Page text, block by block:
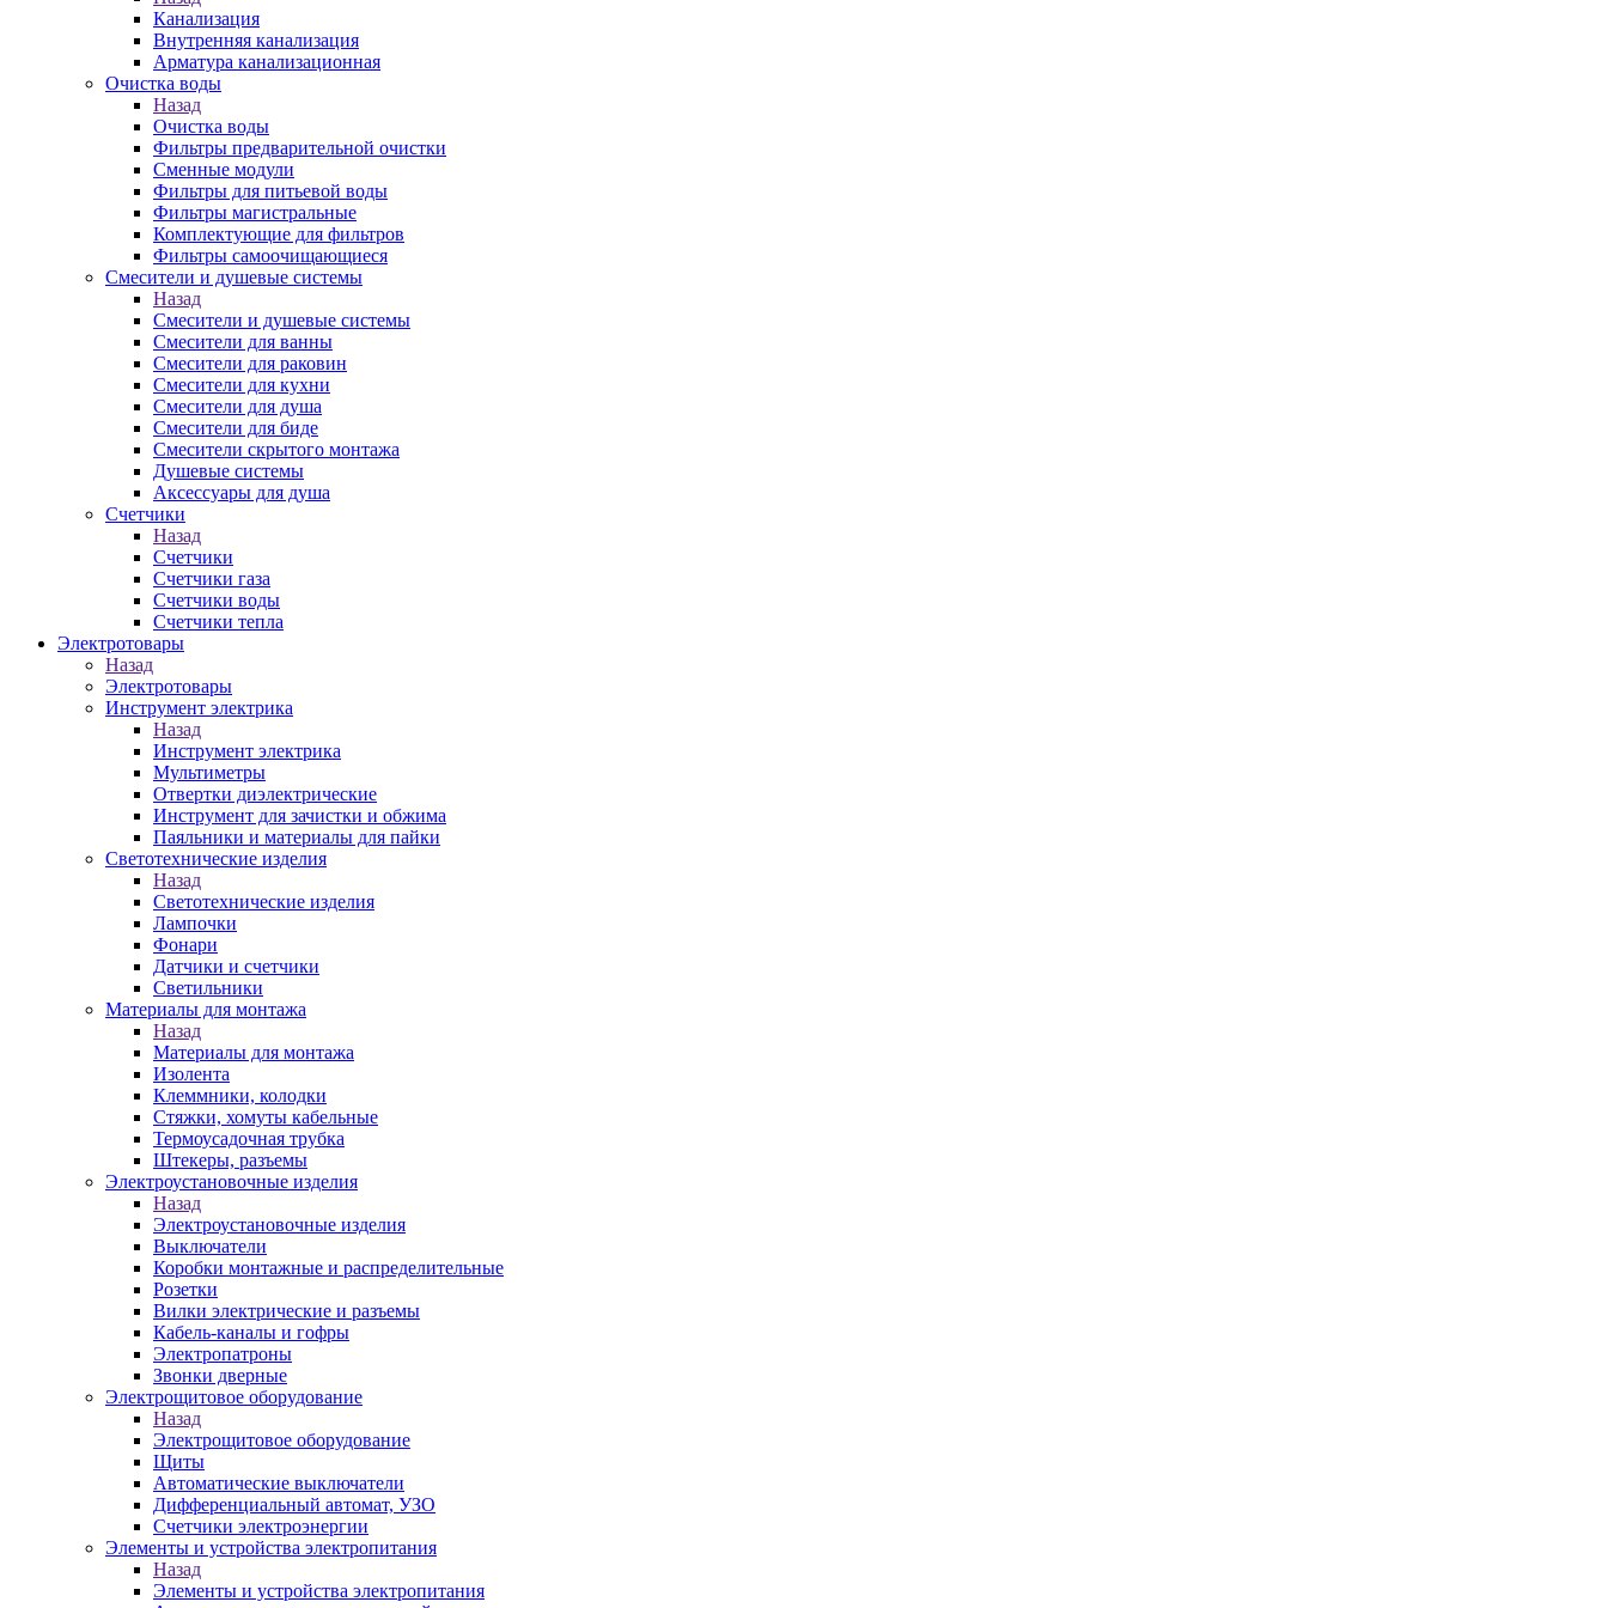
Канализация
Внутренняя канализация
Арматура канализационная
Очистка воды
Назад
Очистка воды
Фильтры предварительной очистки
Сменные модули
Фильтры для питьевой воды
Фильтры магистральные
Комплектующие для фильтров
Фильтры самоочищающиеся
Смесители и душевые системы
Назад
Смесители и душевые системы
Смесители для ванны
Смесители для раковин
Смесители для кухни
Смесители для душа
Смесители для биде
Смесители скрытого монтажа
Душевые системы
Аксессуары для душа
Счетчики
Назад
Счетчики
Счетчики газа
Счетчики воды
Счетчики тепла
Электротовары
Назад
Электротовары
Инструмент электрика
Назад
Инструмент электрика
Мультиметры
Отвертки диэлектрические
Инструмент для зачистки и обжима
Паяльники и материалы для пайки
Светотехнические изделия
Назад
Светотехнические изделия
Лампочки
Фонари
Датчики и счетчики
Светильники
Материалы для монтажа
Назад
Материалы для монтажа
Изолента
Клеммники, колодки
Стяжки, хомуты кабельные
Термоусадочная трубка
Штекеры, разъемы
Электроустановочные изделия
Назад
Электроустановочные изделия
Выключатели
Коробки монтажные и распределительные
Розетки
Вилки электрические и разъемы
Кабель-каналы и гофры
Электропатроны
Звонки дверные
Электрощитовое оборудование
Назад
Электрощитовое оборудование
Щиты
Автоматические выключатели
Дифференциальный автомат, УЗО
Счетчики электроэнергии
Элементы и устройства электропитания
Назад
Элементы и устройства электропитания